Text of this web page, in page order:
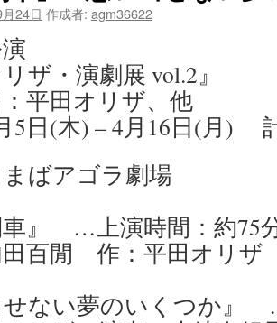
24日 作成者: agm36622
リザ・演劇展 vol.2』
平田オリザ、他
5日(木) – 4月16日(月)
ばアゴラ劇場
車』 …上演時間：約75
田百閒 作：平田オリ
せない夢のいくつか』